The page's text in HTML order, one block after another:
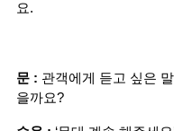
요.
문 : 관객에게 듣고 싶은
을까요?